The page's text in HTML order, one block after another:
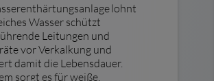
lohnt
Wasser schützt
Leitungen und
vor Verkalkung und
damit die Lebensdauer.
sorgt es für weiße,